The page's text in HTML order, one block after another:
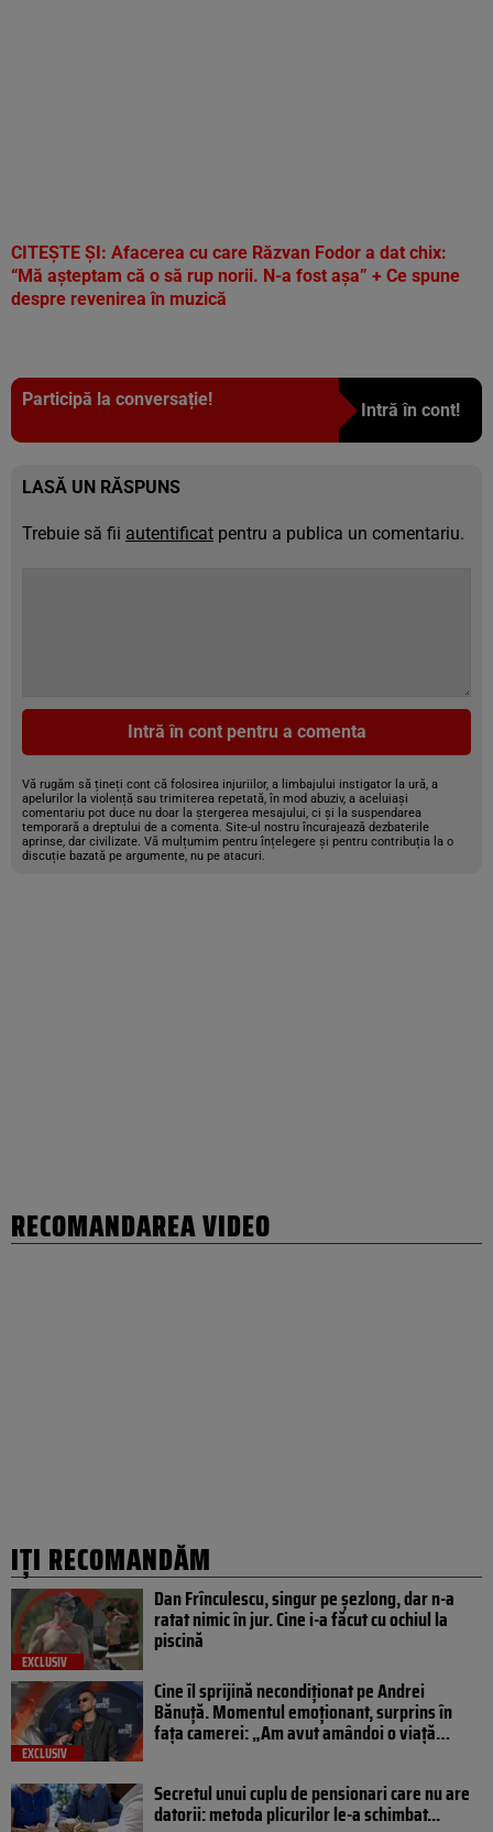
CITEȘTE ȘI: Afacerea cu care Răzvan Fodor a dat chix:
“Mă așteptam că o să rup norii. N-a fost așa” + Ce spune
despre revenirea în muzică
Participă la conversație!
Intră în cont!
LASĂ UN RĂSPUNS
Trebuie să fii autentificat pentru a publica un comentariu.
Intră în cont pentru a comenta
Vă rugăm să țineți cont că folosirea injuriilor, a limbajului instigator la ură, a
apelurilor la violență sau trimiterea repetată, în mod abuziv, a aceluiași
comentariu pot duce nu doar la ștergerea mesajului, ci și la suspendarea
temporară a dreptului de a comenta. Site-ul nostru încurajează dezbaterile
aprinse, dar civilizate. Vă mulțumim pentru înțelegere și pentru contribuția la o
discuție bazată pe argumente, nu pe atacuri.
RECOMANDAREA VIDEO
IȚI RECOMANDĂM
EXCLUSIV
Dan Frînculescu, singur pe șezlong, dar n-a
ratat nimic în jur. Cine i-a făcut cu ochiul la
piscină
EXCLUSIV
Cine îl sprijină necondiționat pe Andrei
Bănuță. Momentul emoționant, surprins în
fața camerei: „Am avut amândoi o viață…
Secretul unui cuplu de pensionari care nu are
datorii: metoda plicurilor le-a schimbat...